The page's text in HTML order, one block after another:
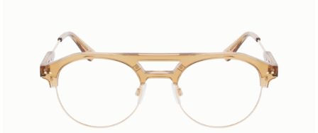
Unsere
Preise
Kontakt
Jobs
Kostenfreie Typberatung